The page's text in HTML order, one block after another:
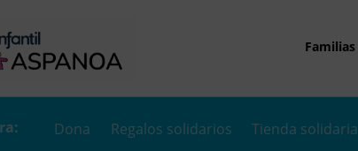
Familias
Dona Regalos solidarios Tienda solidaria